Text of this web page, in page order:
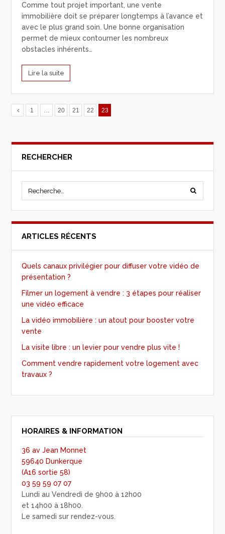
Comme tout projet important, une vente
immobilière doit se préparer longtemps à l’avance et
avec le plus grand soin. Une bonne organisation
permet de mieux contourner les nombreux
obstacles inhérents…
Lire la suite
1 … 20 21 22 23
RECHERCHER
ARTICLES RÉCENTS
Quels canaux privilégier pour diffuser votre vidéo de
présentation ?
Filmer un logement à vendre : 3 étapes pour réaliser
une vidéo efficace
La vidéo immobilière : un atout pour booster votre
vente
La visite libre : un levier pour vendre plus vite !
Comment vendre rapidement votre logement avec
travaux ?
HORAIRES & INFORMATION
36 av Jean Monnet
59640 Dunkerque
(A16 sortie 58)
03 59 59 07 07
Lundi au Vendredi de 9h00 à 12h00
et 14h00 à 18h00.
Le samedi sur rendez-vous.